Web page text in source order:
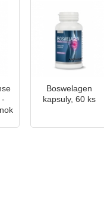
-
Boswelagen
kapsuly, 60 ks